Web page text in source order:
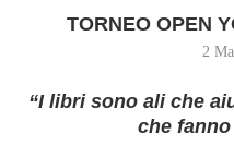
TORNEO OPEN
2
“I libri sono ali che
che